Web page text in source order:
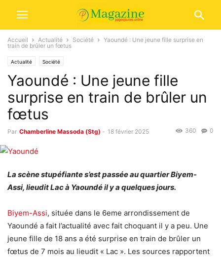
Accueil Actualité Société
Yaoundé : Une jeune fille surprise en
train de brûler un fœtus
Actualité Société
Yaoundé : Une jeune fille
surprise en train de brûler un
fœtus
Par Chamberline Massoda (Stg) - 18 février 2025 0
360
La scène stupéfiante s’est passée au quartier Biyem-
Assi, lieudit Lac à Yaoundé il y a quelques jours.
Biyem-Assi, située dans le 6eme arrondissement de
Yaoundé a fait l’actualité avec fait choquant il y a peu. Une
jeune fille de 18 ans a été surprise en train de brûler un
fœtus de 7 mois au lieudit « Lac ». Les sources rapportent